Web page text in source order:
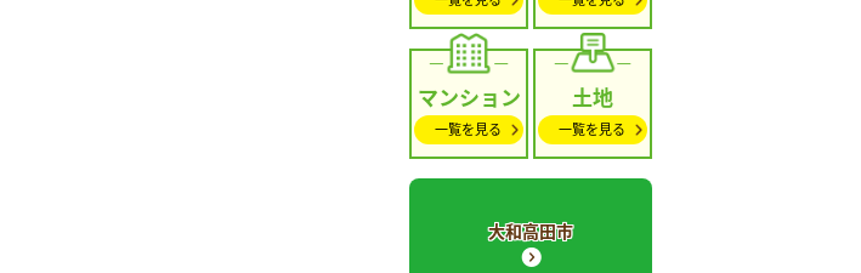
マンション
一覧を見る
土地
一覧を見る
大和高田市